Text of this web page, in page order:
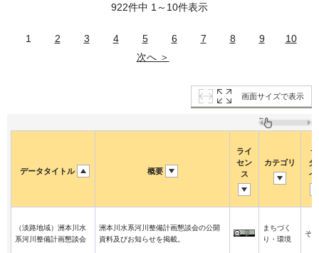
922件中 1～10件表示
1 2 3 4 5 6 7 8 9
10
次へ ＞
画面サイズで表示
データタイトル 概要
ライ
セン
ス
カテゴリ
タ
イ
（淡路地域）洲本川水
系河川整備計画懇談会
洲本川水系河川整備計画懇談会の公開
資料及びお知らせを掲載。
まちづく
り・環境
そ